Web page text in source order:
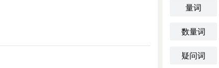
量词
数量词
疑问词